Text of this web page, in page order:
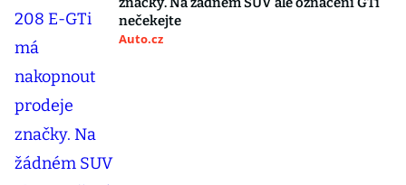
nečekejte
Auto.cz